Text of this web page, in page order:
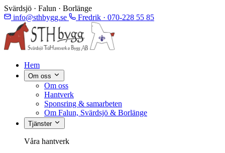
Svärdsjö · Falun · Borlänge
info@sthbygg.se
Fredrik · 070-228 55 85
Hem
Om oss
Om oss
Hantverk
Sponsring & samarbeten
Om Falun, Svärdsjö & Borlänge
Tjänster
Våra hantverk